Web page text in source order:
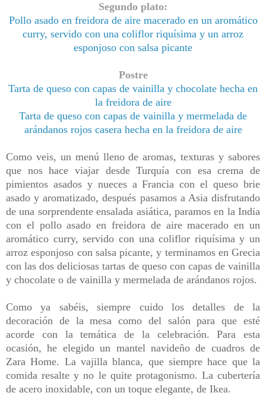
Segundo plato:
Pollo asado en freidora de aire macerado en un aromático
curry, servido con una coliflor riquísima y un arroz
esponjoso con salsa picante
Postre
Tarta de queso con capas de vainilla y chocolate hecha en
la freidora de aire
Tarta de queso con capas de vainilla y mermelada de
arándanos rojos casera hecha en la freidora de aire
Como veis, un menú lleno de aromas, texturas y sabores
que nos hace viajar desde Turquía con esa crema de
pimientos asados y nueces a Francia con el queso brie
asado y aromatizado, después pasamos a Asia disfrutando
de una sorprendente ensalada asiática, paramos en la India
con el polloasado en freidora de aire macerado en un
aromático curry, servido con una coliflor riquísima y un
arroz esponjoso con salsa picante, y terminamos en Grecia
con las dos deliciosas tartas de queso con capas de vainilla
y chocolate o de vainilla y mermelada de arándanos rojos.
Como ya sabéis, siempre cuido los detalles de la
decoración de la mesa como del salón para que esté
acorde con la temática de la celebración. Para esta
ocasión, he elegido un mantel navideño de cuadros de
Zara Home. La vajilla blanca, que siempre hace que la
comida resalte y no le quite protagonismo. La cubertería
de acero inoxidable, con un toque elegante, de Ikea.